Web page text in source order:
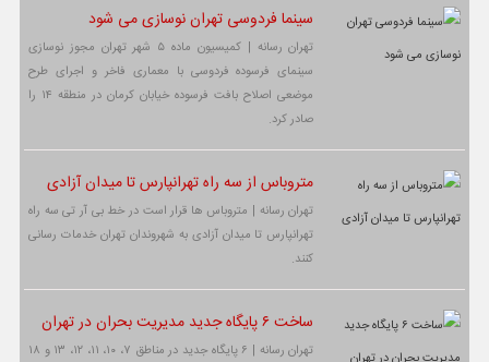
سینما فردوسی تهران نوسازی می شود
تهران رسانه | کمیسیون ماده ۵ شهر تهران مجوز نوسازی
سینمای فرسوده فردوسی با معماری فاخر و اجرای طرح
موضعی اصلاح بافت فرسوده خیابان کرمان در منطقه ۱۴ را
صادر کرد.
متروباس از سه راه تهرانپارس تا میدان آزادی
تهران رسانه | متروباس ها قرار است در خط بی آر تی سه راه
تهرانپارس تا میدان آزادی به شهروندان تهران خدمات رسانی
کنند.
ساخت ۶ پایگاه جدید مدیریت بحران در تهران
تهران رسانه | ۶ پایگاه جدید در مناطق ۷، ۱۰، ۱۱، ۱۲، ۱۳ و ۱۸